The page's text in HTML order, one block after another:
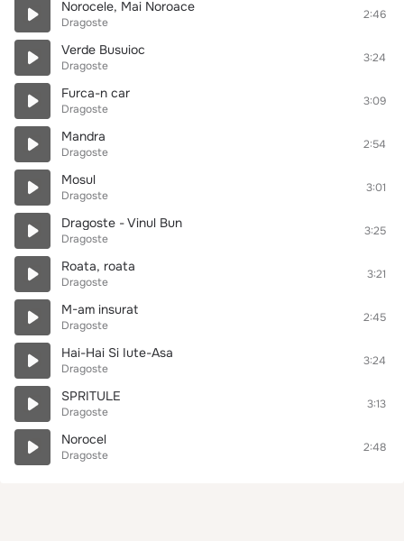
Norocele, Mai Noroace
Dragoste
2:46
Verde Busuioc
Dragoste
3:24
Furca-n car
Dragoste
3:09
Mandra
Dragoste
2:54
Mosul
Dragoste
3:01
Dragoste - Vinul Bun
Dragoste
3:25
Roata, roata
Dragoste
3:21
M-am insurat
Dragoste
2:45
Hai-Hai Si Iute-Asa
Dragoste
3:24
SPRITULE
Dragoste
3:13
Norocel
Dragoste
2:48